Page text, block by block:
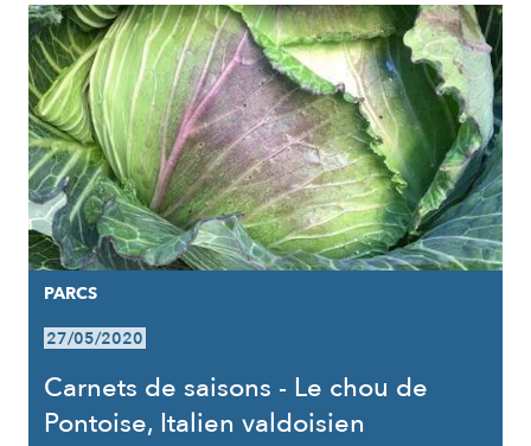
PARCS
27/05/2020
Carnets de saisons - Le chou de
Pontoise, Italien valdoisien